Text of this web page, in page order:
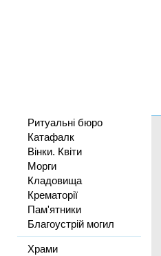
Ритуальні бюро
Катафалк
Вінки. Квіти
Морги
Кладовища
Крематорії
Пам'ятники
Благоустрій могил
Храми